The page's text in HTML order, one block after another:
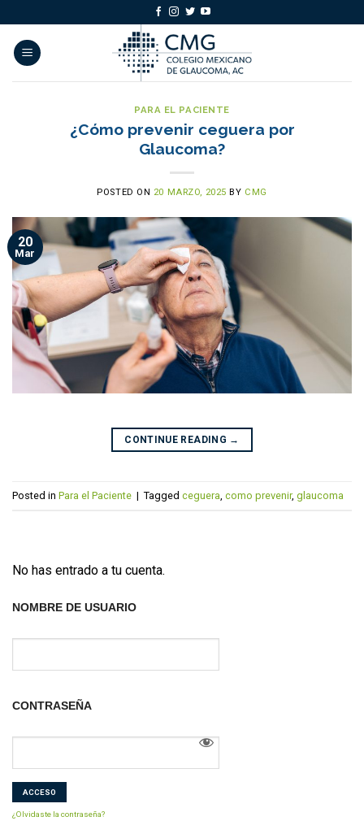
to
content
PARA EL PACIENTE
¿Cómo prevenir ceguera por
Glaucoma?
POSTED ON 20 MARZO, 2025 BY CMG
20
Mar
CONTINUE READING →
Posted in Para el Paciente | Tagged ceguera como prevenir, glaucoma
No has entrado a tu cuenta.
NOMBRE DE USUARIO
CONTRASEÑA
¿Olvidaste la contraseña?